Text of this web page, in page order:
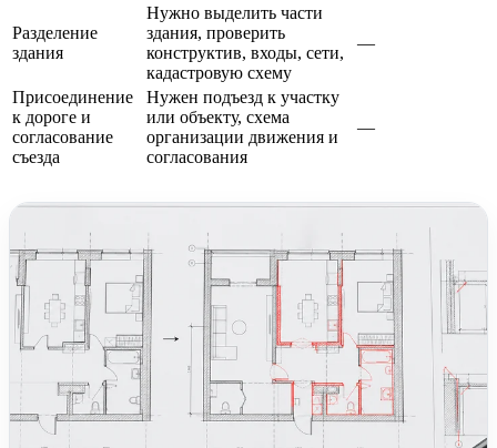
Разделение
здания
Нужно выделить части
здания, проверить
конструктив, входы, сети,
кадастровую схему
—
Присоединение
к дороге и
согласование
съезда
Нужен подъезд к участку
или объекту, схема
организации движения и
согласования
—